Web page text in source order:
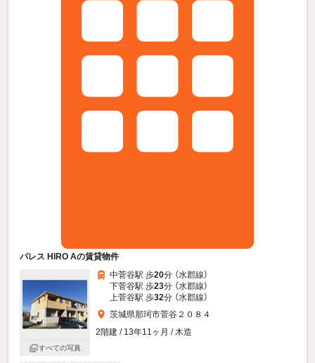
パレス HIRO Aの賃貸物件
すべての写真
中菅谷駅 歩20分 （水郡線）
下菅谷駅 歩23分 （水郡線）
上菅谷駅 歩32分 （水郡線）
茨城県那珂市菅谷２０８４
2階建 / 13年11ヶ月 / 木造